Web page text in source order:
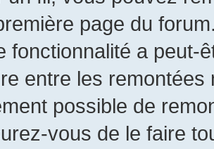
page du
fonctionnalité a peut-
entre les remontées
possible de
vous de le faire